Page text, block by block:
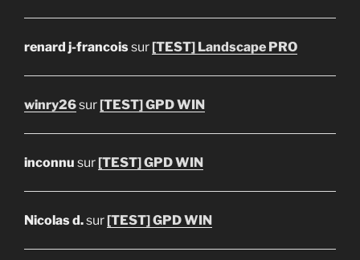
renard j-francoissur[TEST] Landscape PRO
winry26sur[TEST] GPD WIN
inconnu sur[TEST] GPD WIN
Nicolas d.sur[TEST] GPD WIN